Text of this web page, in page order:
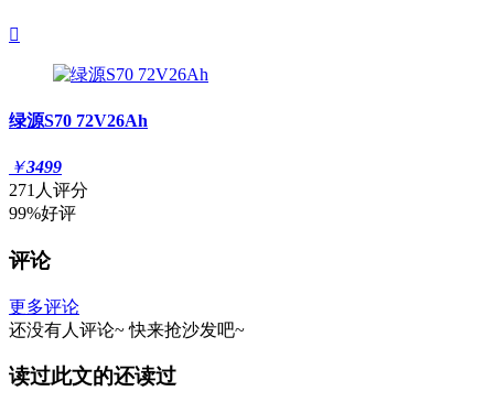

绿源S70 72V26Ah
￥3499
271人评分
99%好评
评论
更多评论
还没有人评论~ 快来抢沙发吧~
读过此文的还读过